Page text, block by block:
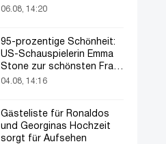
Pass seines Vaters zieht
06.08, 14:20
95-prozentige Schönheit:
US-Schauspielerin Emma
Stone zur schönsten Frau
der Welt gekürt
04.08, 14:16
Gästeliste für Ronaldos
und Georginas Hochzeit
sorgt für Aufsehen